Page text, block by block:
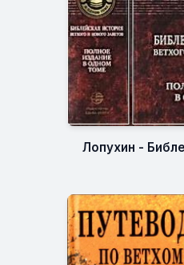
Лопухин -